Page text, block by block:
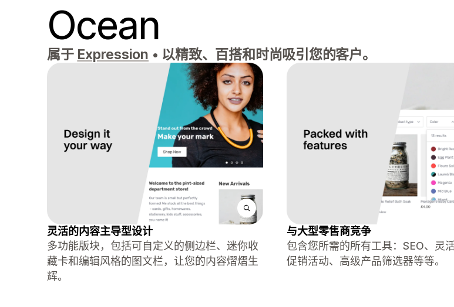
Ocean
属于 Expression • 以精致、百搭和时尚吸引您的客户。
灵活的内容主导型设计
多功能版块，包括可自定义的侧边栏、迷你收
藏卡和编辑风格的图文栏，让您的内容熠熠生
辉。
与大型零售商竞争
包含您所需的所有工具：SEO、灵
促销活动、高级产品筛选器等等。